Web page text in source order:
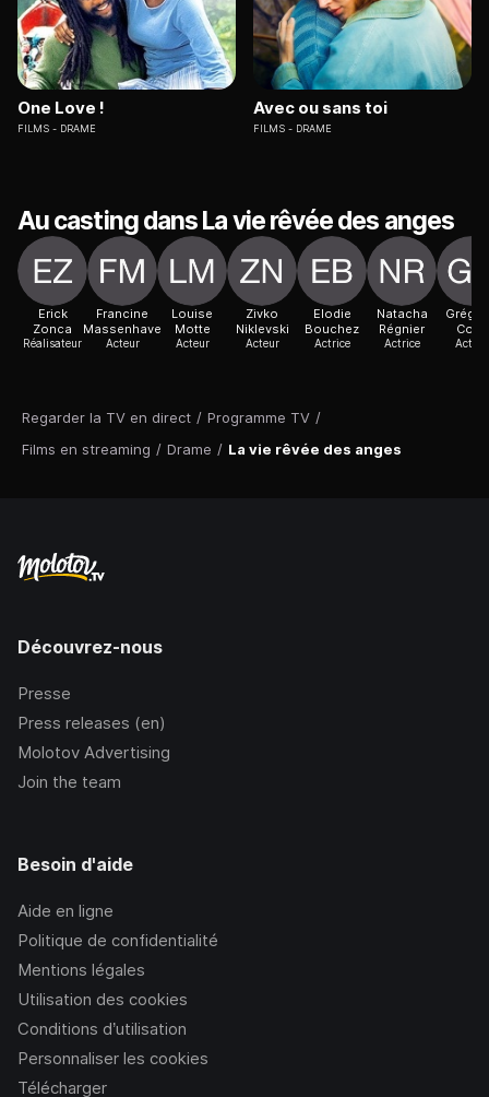
Regarder la TV en direct / Programme TV /
Films en streaming / Drame / La vie rêvée des anges
One Love !
FILMS DRAME
Avec ou sans toi
FILMS DRAME
Au casting dans La vie rêvée des anges
Erick
Zonca
Réalisateur
Francine
Massenhave
Acteur
Louise
Motte
Acteur
Zivko
Niklevski
Acteur
Elodie
Bouchez
Actrice
Natacha
Régnier
Actrice
Colin
Acteur
Découvrez-nous
Presse
Press releases (en)
Molotov Advertising
Join the team
Besoin d'aide
Aide en ligne
Politique de confidentialité
Mentions légales
Utilisation des cookies
Conditions d’utilisation
Personnaliser les cookies
Télécharger